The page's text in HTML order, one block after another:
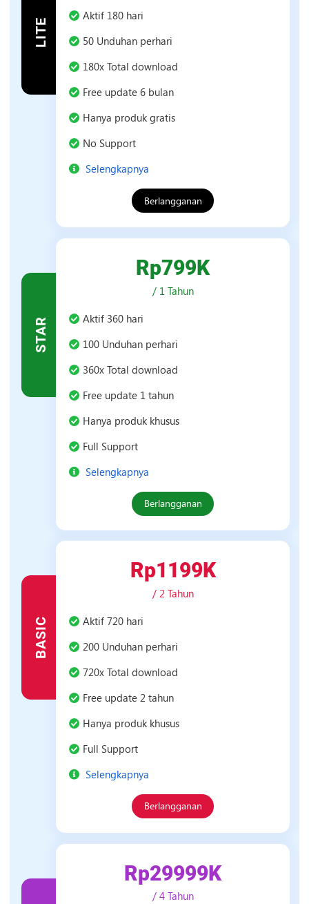
Paket
Lite
Aktif 180 hari
50 Unduhan perhari
180x Total download
Free update 6 bulan
Hanya produk gratis
No Support
Selengkapnya
Berlangganan
LITE
Rp799K
/ 1 Tahun
Paket
Star
Aktif 360 hari
100 Unduhan perhari
360x Total download
Free update 1 tahun
Hanya produk khusus
Full Support
Selengkapnya
Berlangganan
STAR
Rp1199K
/ 2 Tahun
Paket
Basic
Aktif 720 hari
200 Unduhan perhari
720x Total download
Free update 2 tahun
Hanya produk khusus
Full Support
Selengkapnya
Berlangganan
BASIC
Rp29999K
/ 4 Tahun